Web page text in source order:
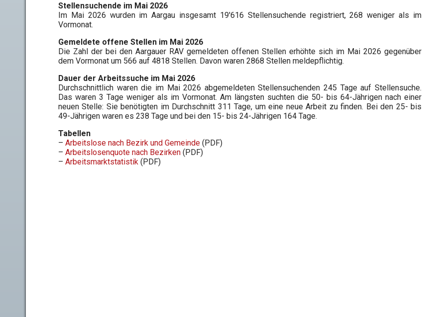
Stellensuchende im Mai 2026
Im Mai 2026 wurden im Aargau insgesamt 19'616 Stellensuchende registriert, 268 weniger als im
Vormonat.
Gemeldete offene Stellen im Mai 2026
Die Zahl der bei den Aargauer RAV gemeldeten offenen Stellen erhöhte sich im Mai 2026 gegenüber
dem Vormonat um 566 auf 4818 Stellen. Davon waren 2868 Stellen meldepflichtig.
Dauer der Arbeitssuche im Mai 2026
Durchschnittlich waren die im Mai 2026 abgemeldeten Stellensuchenden 245 Tage auf Stellensuche.
Das waren 3 Tage weniger als im Vormonat. Am längsten suchten die 50- bis 64-Jährigen nach einer
neuen Stelle: Sie benötigten im Durchschnitt 311 Tage, um eine neue Arbeit zu finden. Bei den 25- bis
49-Jährigen waren es 238 Tage und bei den 15- bis 24-Jährigen 164 Tage.
Tabellen
– Arbeitslose nach Bezirk und Gemeinde (PDF)
– Arbeitslosenquote nach Bezirken (PDF)
– Arbeitsmarktstatistik (PDF)